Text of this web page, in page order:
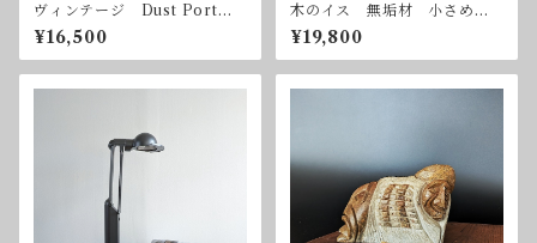
ヴィンテージ Dust Port
くず入れ ゴミ箱
¥16,500
木のイス 無垢材 小さめ
アノニマスデザイン
¥19,800